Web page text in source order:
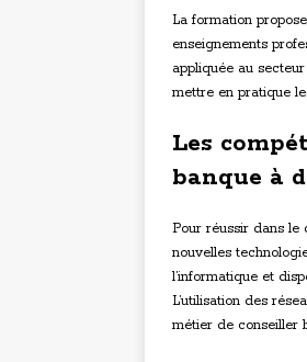
La formation
enseignements
appliquée au
mettre en pratique
Les
banque à
Pour réussir dans le
nouvelles
l’informatique et
L’utilisation des
métier de conseiller